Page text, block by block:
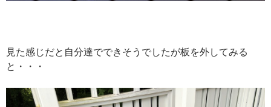
見た感じだと自分達でできそうでしたが板を外してみる
と・・・